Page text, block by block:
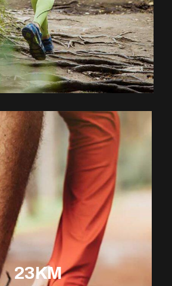
LE PARCOURS
23KM